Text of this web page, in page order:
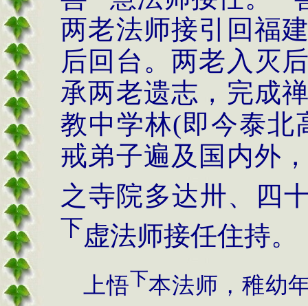
两老法师接引回福
后回台。两老入灭
承两老遗志，完成
教中学林(即今泰北
戒弟子遍及国内外
之寺院多达卅、四
下虚法师接任住持。
上悟下本法师，稚幼